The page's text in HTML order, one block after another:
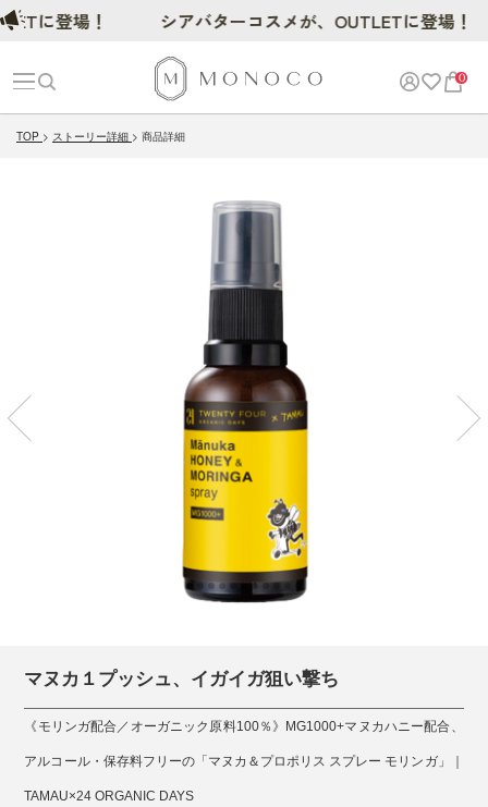
0
TOP ストーリー詳細 商品詳細
マヌカ１プッシュ、イガイガ狙い撃ち
《モリンガ配合／オーガニック原料100％》MG1000+マヌカハニー配合、
アルコール・保存料フリーの「マヌカ＆プロポリス スプレー モリンガ」｜
TAMAU×24 ORGANIC DAYS
登場！ シアバターコスメが、OUTLETに登場！